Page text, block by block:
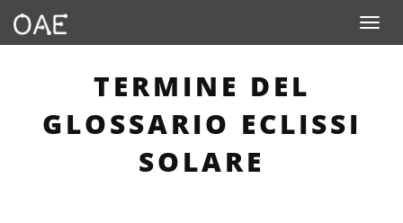
Toggle
TERMINE DEL
GLOSSARIO ECLISSI
SOLARE